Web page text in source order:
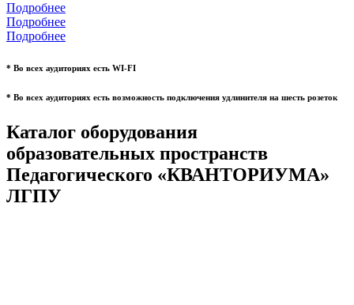
Подробнее
Подробнее
Подробнее
* Во всех аудиториях есть WI-FI
* Во всех аудиториях есть возможность подключения удлинителя на шесть розеток
Каталог оборудования
образовательных пространств
Педагогического «КВАНТОРИУМА»
ЛГПУ